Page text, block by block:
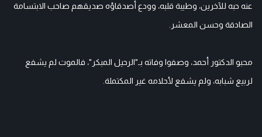
عنه حبه للآخرين، وطيبة قلبه، وودع أصدقاؤه صديقهم صاحب الابتسامة
الصادقة وحسن المعشر.
محبو الدكتور أحمد، وصفوا وفاته بـ"الرحيل المبكر"، فالموت لم يشفع
لربيع شبابه، ولم يشفع لأحلامه غير المكتملة.